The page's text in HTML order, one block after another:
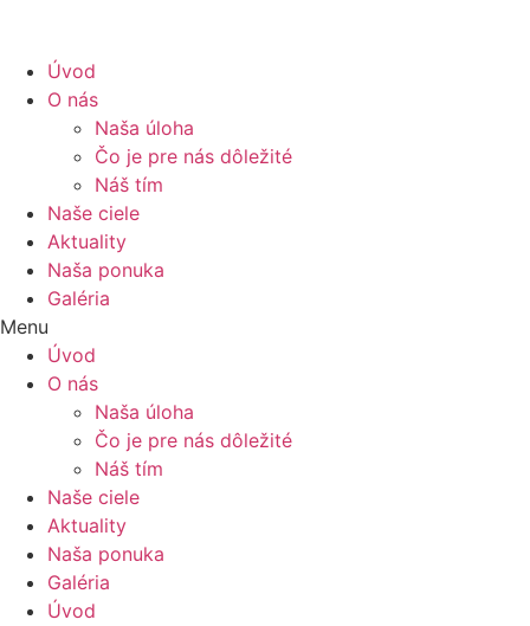
Úvod
O nás
Naša úloha
Čo je pre nás dôležité
Náš tím
Naše ciele
Aktuality
Naša ponuka
Galéria
Menu
Úvod
O nás
Naša úloha
Čo je pre nás dôležité
Náš tím
Naše ciele
Aktuality
Naša ponuka
Galéria
Úvod